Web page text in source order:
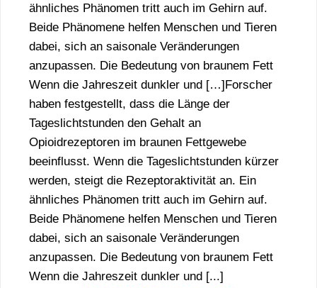
ähnliches Phänomen tritt auch im Gehirn auf.
Beide Phänomene helfen Menschen und Tieren
dabei, sich an saisonale Veränderungen
anzupassen. Die Bedeutung von braunem Fett
Wenn die Jahreszeit dunkler und […]Forscher
haben festgestellt, dass die Länge der
Tageslichtstunden den Gehalt an
Opioidrezeptoren im braunen Fettgewebe
beeinflusst. Wenn die Tageslichtstunden kürzer
werden, steigt die Rezeptoraktivität an. Ein
ähnliches Phänomen tritt auch im Gehirn auf.
Beide Phänomene helfen Menschen und Tieren
dabei, sich an saisonale Veränderungen
anzupassen. Die Bedeutung von braunem Fett
Wenn die Jahreszeit dunkler und [...]